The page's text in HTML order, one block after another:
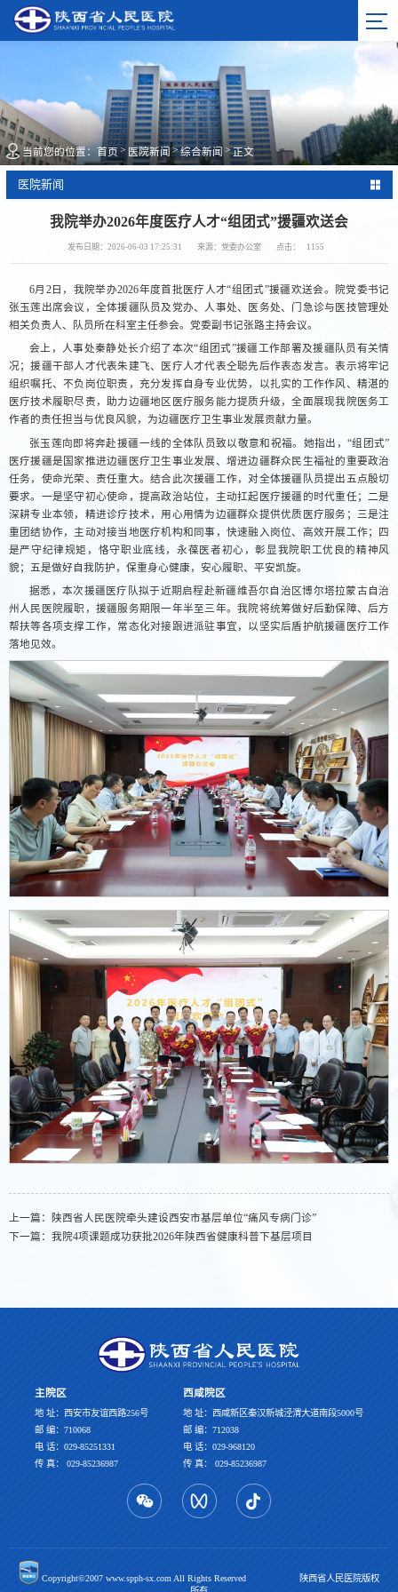
当前您的位置： 首页 > 医院新闻>综合新闻 >正文
医院新闻
我院举办2026年度医疗人才“组团式”援疆欢送会
发布日期：2026-06-03 17:25:31 来源：党委办公室 点击： 1155
6月2日，我院举办2026年度首批医疗人才“组团式”援疆欢送会。院党委书记
张玉莲出席会议，全体援疆队员及党办、人事处、医务处、门急诊与医技管理处
相关负责人、队员所在科室主任参会。党委副书记张路主持会议。
会上，人事处秦静处长介绍了本次“组团式”援疆工作部署及援疆队员有关情
况；援疆干部人才代表朱建飞、医疗人才代表仝聪先后作表态发言。表示将牢记
组织嘱托、不负岗位职责，充分发挥自身专业优势，以扎实的工作作风、精湛的
医疗技术履职尽责，助力边疆地区医疗服务能力提质升级，全面展现我院医务工
作者的责任担当与优良风貌，为边疆医疗卫生事业发展贡献力量。
张玉莲向即将奔赴援疆一线的全体队员致以敬意和祝福。她指出，“组团式”
医疗援疆是国家推进边疆医疗卫生事业发展、增进边疆群众民生福祉的重要政治
任务，使命光荣、责任重大。结合此次援疆工作，对全体援疆队员提出五点殷切
要求。一是坚守初心使命，提高政治站位，主动扛起医疗援疆的时代重任；二是
深耕专业本领，精进诊疗技术，用心用情为边疆群众提供优质医疗服务；三是注
重团结协作，主动对接当地医疗机构和同事，快速融入岗位、高效开展工作；四
是严守纪律规矩，恪守职业底线，永葆医者初心，彰显我院职工优良的精神风
貌；五是做好自我防护，保重身心健康，安心履职、平安凯旋。
据悉，本次援疆医疗队拟于近期启程赴新疆维吾尔自治区博尔塔拉蒙古自治
州人民医院履职，援疆服务期限一年半至三年。我院将统筹做好后勤保障、后方
帮扶等各项支撑工作，常态化对接跟进派驻事宜，以坚实后盾护航援疆医疗工作
落地见效。
上一篇：
陕西省人民医院牵头建设西安市基层单位“痛风专病门诊”
下一篇： 我院4项课题成功获批2026年陕西省健康科普下基层项目
主院区
地 址：西安市友谊西路256号
邮 编：710068
电 话：029-85251331
传 真： 029-85236987
西咸院区
地 址：西咸新区秦汉新城泾渭大道南段5000号
邮 编：712038
电 话：029-968120
传 真： 029-85236987
Copyright©2007 www.spph-sx.com All Rights Reserved 陕西省人民医院版权